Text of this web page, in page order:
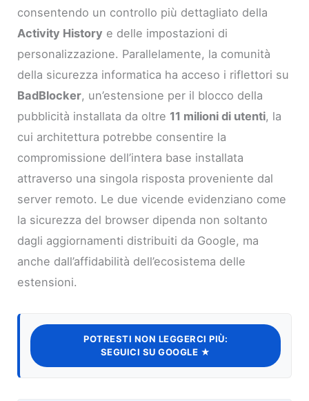
consentendo un controllo più dettagliato della
Activity History e delle impostazioni di
personalizzazione. Parallelamente, la comunità
della sicurezza informatica ha acceso i riflettori su
BadBlocker, un’estensione per il blocco della
pubblicità installata da oltre 11 milioni di utenti, la
cui architettura potrebbe consentire la
compromissione dell’intera base installata
attraverso una singola risposta proveniente dal
server remoto. Le due vicende evidenziano come
la sicurezza del browser dipenda non soltanto
dagli aggiornamenti distribuiti da Google, ma
anche dall’affidabilità dell’ecosistema delle
estensioni.
POTRESTI NON LEGGERCI PIÙ:
SEGUICI SU GOOGLE ★